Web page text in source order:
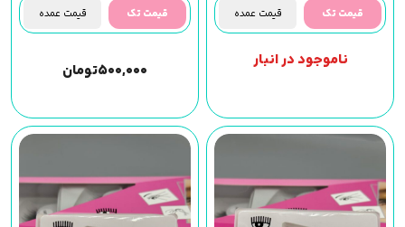
قیمت تک قیمت عمده
ناموجود در انبار
قیمت تک قیمت عمده
۵۰۰,۰۰۰تومان